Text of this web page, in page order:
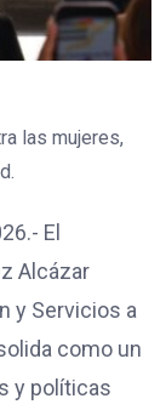
las mujeres,
El
Alcázar
y Servicios a
como un
y políticas